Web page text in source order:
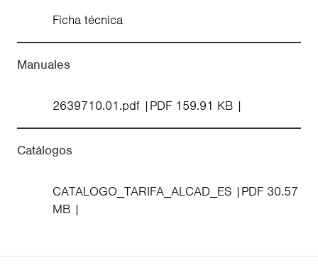
Ficha técnica
Manuales
2639710.01.pdf PDF 159.91 KB
Catálogos
CATALOGO_TARIFA_ALCAD_ES
PDF 30.57
MB